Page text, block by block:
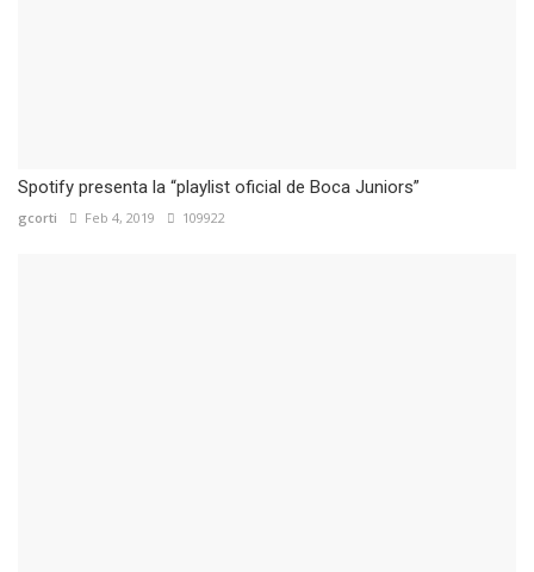
Spotify presenta la “playlist oficial de Boca Juniors”
gcorti Feb 4, 2019 109922